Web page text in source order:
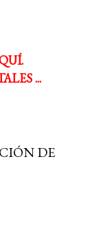
...
DE